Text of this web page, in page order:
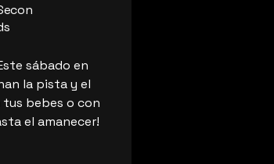
sábado en
la pista y el
tus bebes o con
el amanecer!